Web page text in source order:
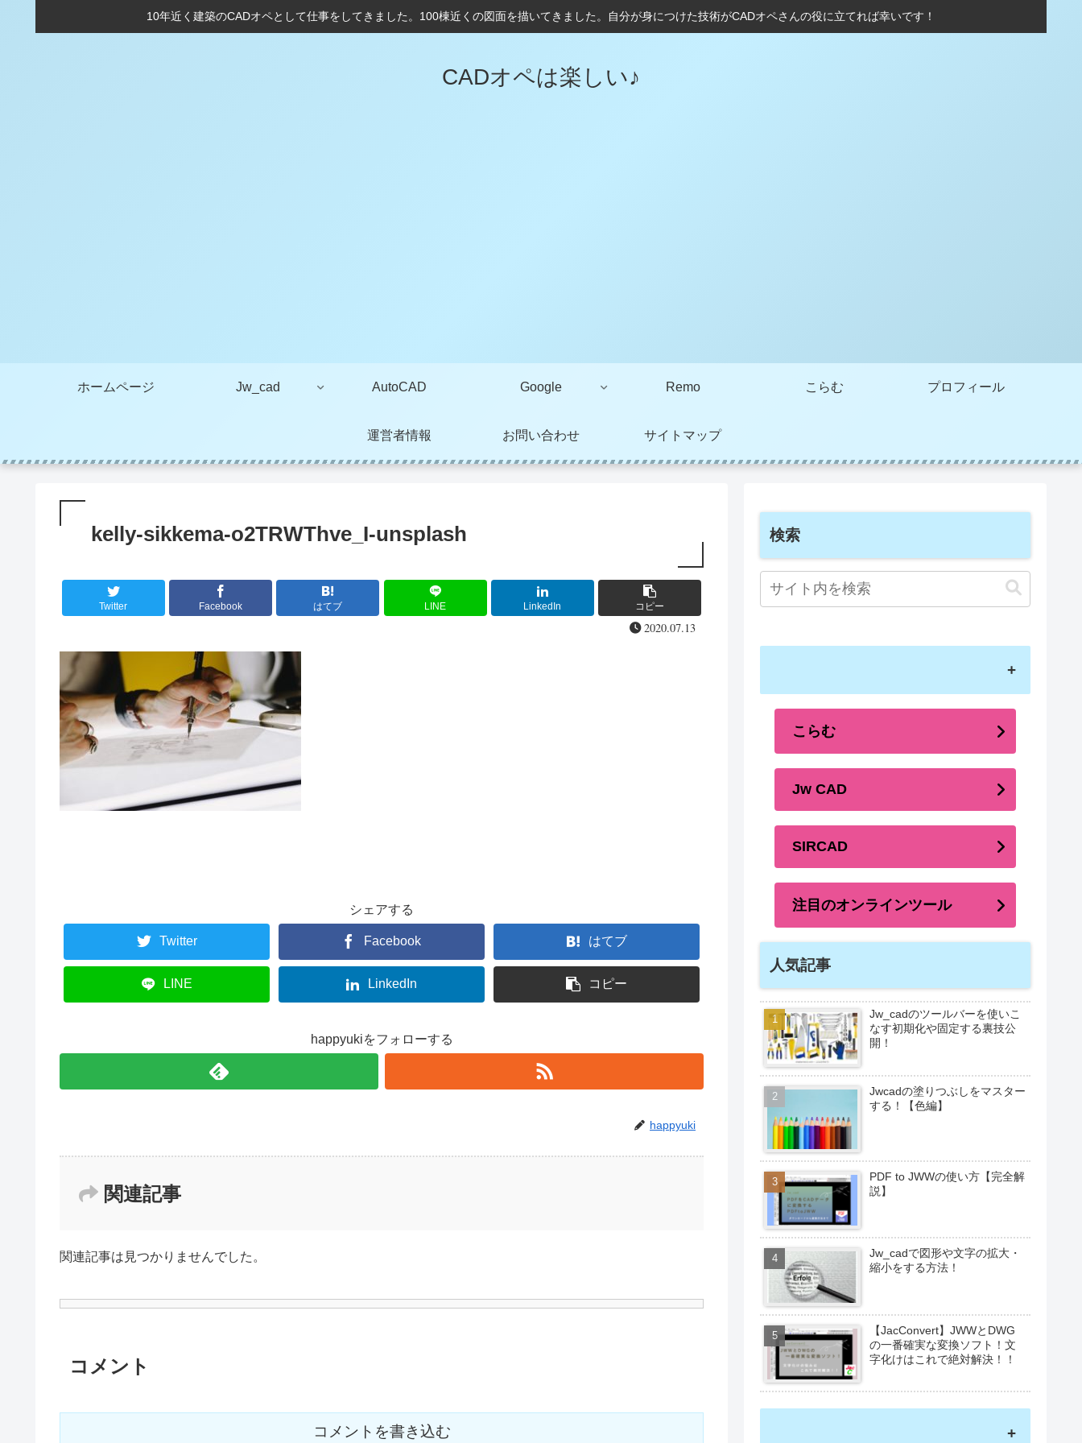
10年近く建築のCADオペとして仕事をしてきました。100棟近くの図面を描いてきました。自分が身につけた技術がCADオペさんの役に立てれば幸いです！
CADオペは楽しい♪
ホームページ Jw_cad AutoCAD Google Remo こらむ プロフィール
運営者情報 お問い合わせ サイトマップ
kelly-sikkema-o2TRWThve_I-unsplash
Twitter Facebook はてブ LINE LinkedIn コピー
2020.07.13
シェアする
Twitter Facebook はてブ
LINE LinkedIn コピー
happyukiをフォローする
happyuki
関連記事
関連記事は見つかりませんでした。
コメント
コメントを書き込む
検索
+
こらむ
Jw CAD
SIRCAD
注目のオンラインツール
人気記事
Jw_cadのツールバーを使いこ
なす初期化や固定する裏技公
開！
Jwcadの塗りつぶしをマスター
する！【色編】
PDF to JWWの使い方【完全解
説】
Jw_cadで図形や文字の拡大・
縮小をする方法！
【JacConvert】JWWとDWG
の一番確実な変換ソフト！文
字化けはこれで絶対解決！！
+